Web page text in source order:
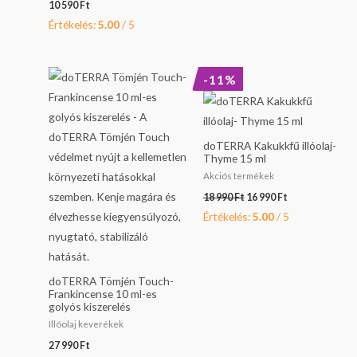
10 590Ft
Értékelés:5.00/ 5
doTERRA Tömjén Touch-
Frankincense 10 ml-es
golyós kiszerelés
Illóolaj keverékek
27 990 Ft
-11%
doTERRA Kakukkfű illóolaj-
Thyme 15 ml
Akciós termékek
18 990Ft
was:
990 Ft.
16 990 Ft
is:
990 Ft.
Értékelés:5.00/ 5